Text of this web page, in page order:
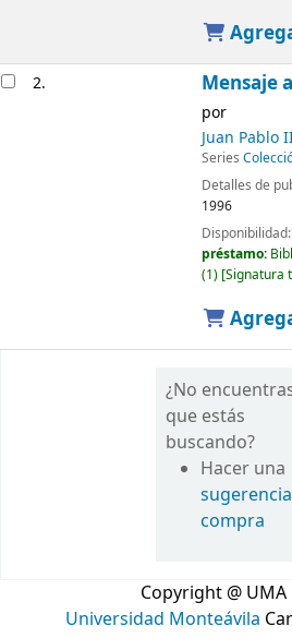
2. Mensaje
por
Juan Pablo
Series
Detalles de
1996
Disponibilidad:
préstamo:
(1) Signatura
¿No
que estás
buscando?
Hacer una
compra
Copyright @
Universidad Monteávila